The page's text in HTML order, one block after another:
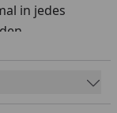
in jedes